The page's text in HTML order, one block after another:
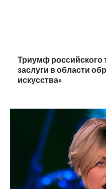
Триумф российского
заслуги в области
искусства»